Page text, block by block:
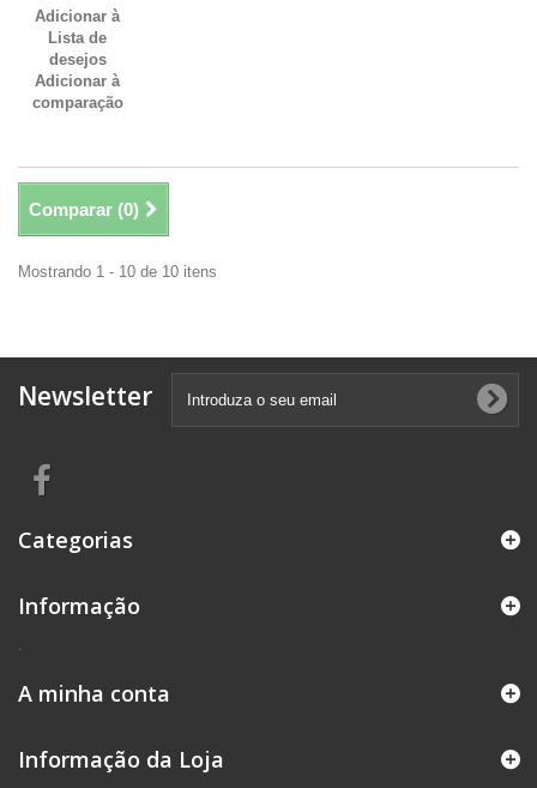
Adicionar à
Lista de
desejos
Adicionar à
comparação
Comparar (0)
Mostrando 1 - 10 de 10 itens
Newsletter
Categorias
Informação
.
A minha conta
Informação da Loja